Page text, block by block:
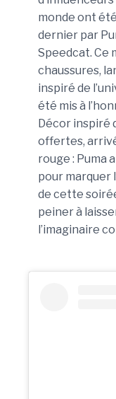
monde ont
dernier par
Speedcat. Ce
chaussures,
inspiré de
été mis à
Décor inspiré
offertes,
rouge : Puma
pour marquer
de cette
peiner à
l’imaginaire